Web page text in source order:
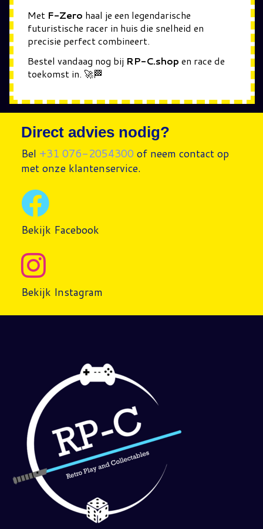
Met F-Zero haal je een legendarische
futuristische racer in huis die snelheid en
precisie perfect combineert.
Bestel vandaag nog bij RP-C.shop en race de
toekomst in. 🚀🏁
Direct advies nodig?
Bel +31 076-2054300 of neem contact op
met onze klantenservice.
Bekijk Facebook
Bekijk Instagram